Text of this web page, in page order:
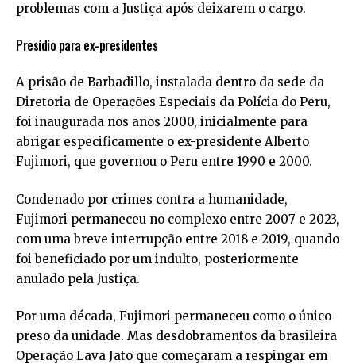
problemas com a Justiça após deixarem o cargo.
Presídio para ex-presidentes
A prisão de Barbadillo, instalada dentro da sede da
Diretoria de Operações Especiais da Polícia do Peru,
foi inaugurada nos anos 2000, inicialmente para
abrigar especificamente o ex-presidente Alberto
Fujimori, que governou o Peru entre 1990 e 2000.
Condenado por crimes contra a humanidade,
Fujimori permaneceu no complexo entre 2007 e 2023,
com uma breve interrupção entre 2018 e 2019, quando
foi beneficiado por um indulto, posteriormente
anulado pela Justiça.
Por uma década, Fujimori permaneceu como o único
preso da unidade. Mas desdobramentos da brasileira
Operação Lava Jato que começaram a respingar em